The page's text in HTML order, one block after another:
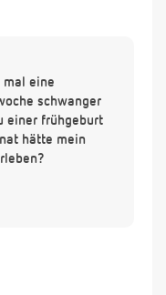
mal eine
schwanger
einer frühgeburt
hätte mein